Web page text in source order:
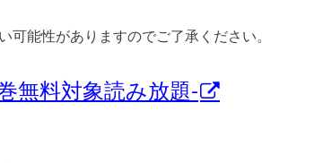
能性がありますのでご了承ください。
無料対象読み放題-